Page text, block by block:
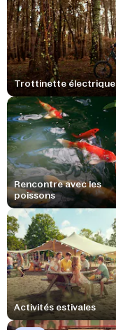
Trottinette électrique
Rencontre avec les
poissons
Activités estivales